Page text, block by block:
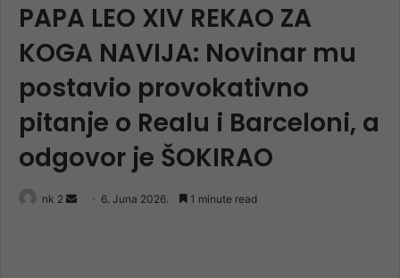
PAPA LEO XIV REKAO ZA
KOGA NAVIJA: Novinar mu
postavio provokativno
pitanje o Realu i Barceloni, a
odgovor je ŠOKIRAO
nk 2
Send 6. Juna 2026. 1 minute read